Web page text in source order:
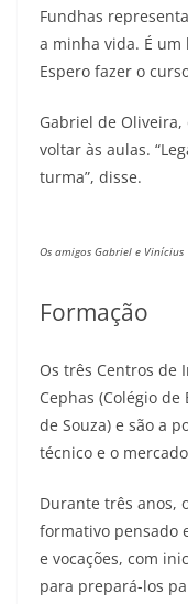
Fundhas
a minha vida. É um
Espero fazer o
Gabriel de
voltar às aulas.
turma”, disse.
Os amigos Gabriel e Vinícius
Formação
Os três Centros de
Cephas (Colégio
de Souza) e são a
técnico e o
Durante três anos,
formativo pensado
e vocações, com
para prepará-los